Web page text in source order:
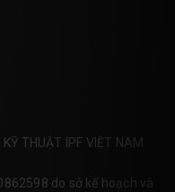
THUẬT IPF VIỆT NAM
do sở kế hoạch và